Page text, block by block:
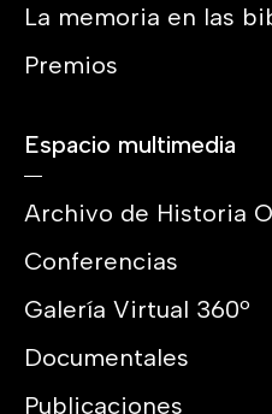
La memoria en las
Premios
Espacio multimedia
Archivo de Historia
Conferencias
Galería Virtual 360º
Documentales
Publicaciones